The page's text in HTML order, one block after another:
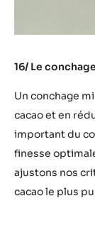
16/ Le conchage
Un conchage
cacao et en
important du
finesse
ajustons nos
cacao le plus